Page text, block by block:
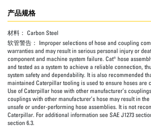
产品规格
材料： Carbon Steel
软管警告： Improper selections of hose and coupling
warranties and may result in serious personal injury or
component and machine system failure. Cat® hose
and tested as a system to achieve a reliable connection,
system safety and dependability. It is also recommended
maintained Caterpillar tooling is used to ensure hoses are
Use of Caterpillar hose with other manufacturer’s
couplings with other manufacturer’s hose may result in
unsafe or under-performing hose assemblies. It is not
Caterpillar. For additional information see SAE J1273
section 6.3.